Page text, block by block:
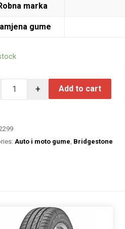
marka
gume
+ Add to cart
Auto i moto gume Bridgestone